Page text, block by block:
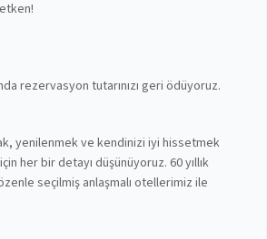
rezervasyon tutarınızı geri ödüyoruz.
yenilenmek ve kendinizi iyi hissetmek
her bir detayı düşünüyoruz. 60 yıllık
seçilmiş anlaşmalı otellerimiz ile